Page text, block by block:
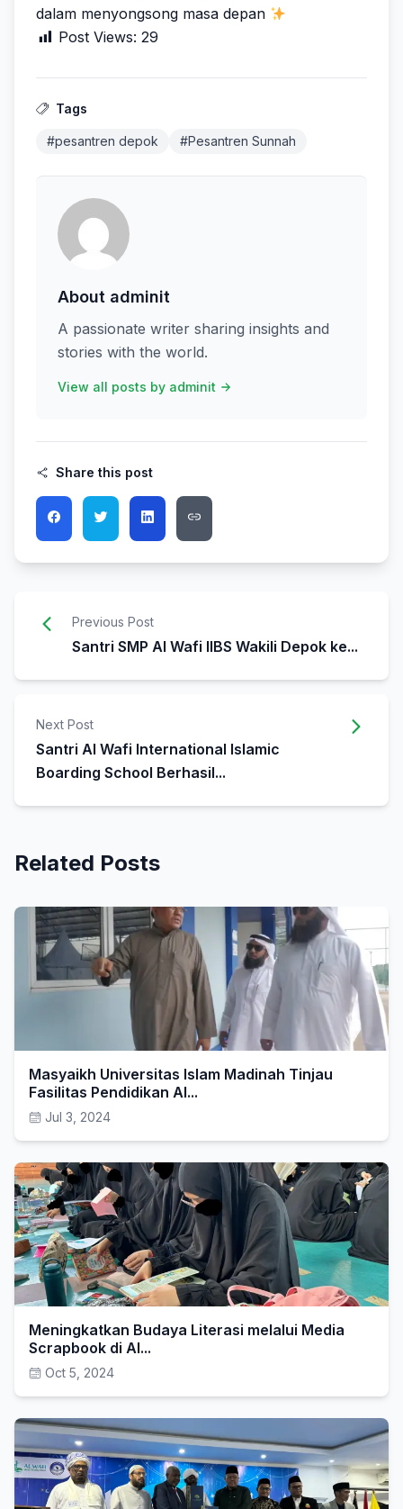
dalam menyongsong masa depan
Post Views: 29
Tags
#pesantren depok #Pesantren Sunnah
About adminit
A passionate writer sharing insights and
stories with the world.
View all posts by adminit
Share this post
Previous Post
Santri SMP Al Wafi IIBS Wakili Depok ke...
Next Post
Santri Al Wafi International Islamic
Boarding School Berhasil...
Related Posts
Masyaikh Universitas Islam Madinah Tinjau
Fasilitas Pendidikan Al...
Jul 3, 2024
Meningkatkan Budaya Literasi melalui Media
Scrapbook di Al...
Oct 5, 2024